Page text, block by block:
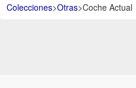
Colecciones>Otras>Coche Actual